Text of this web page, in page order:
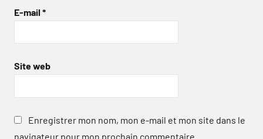
E-mail *
Site web
Enregistrer mon nom, mon e-mail et mon site dans le
navigateur pour mon prochain commentaire.